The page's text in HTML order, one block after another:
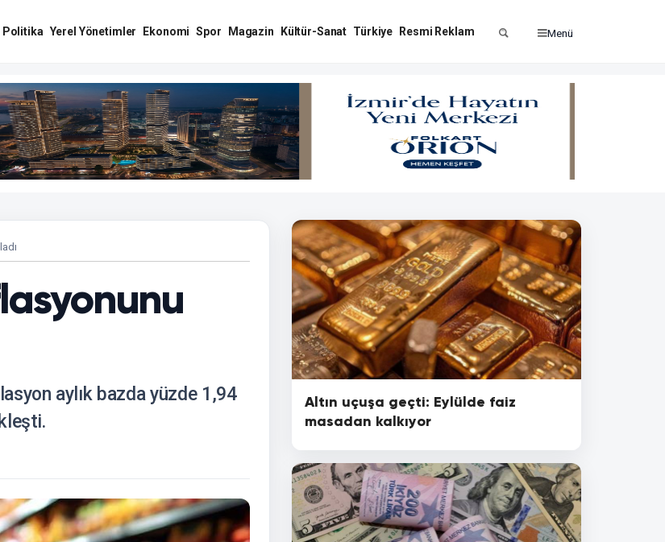
Politika Yerel Yönetimler Ekonomi Spor Magazin Kültür-Sanat Türkiye Resmi Reklam Menü
aylık bazda yüzde 1,94
Altın uçuşa geçti: Eylülde faiz
masadan kalkıyor